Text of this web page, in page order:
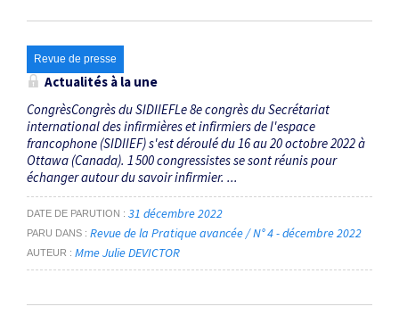
Revue de presse
Actualités à la une
CongrèsCongrès du SIDIIEFLe 8e congrès du Secrétariat
international des infirmières et infirmiers de l'espace
francophone (SIDIIEF) s'est déroulé du 16 au 20 octobre 2022 à
Ottawa (Canada). 1 500 congressistes se sont réunis pour
échanger autour du savoir infirmier. ...
DATE DE PARUTION 31 décembre 2022
PARU DANS Revue de la Pratique avancée / N° 4 - décembre 2022
AUTEUR Mme Julie DEVICTOR